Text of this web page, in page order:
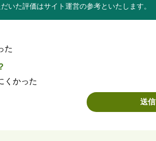
いた評価はサイト運営の参考といたします。
た
くかった